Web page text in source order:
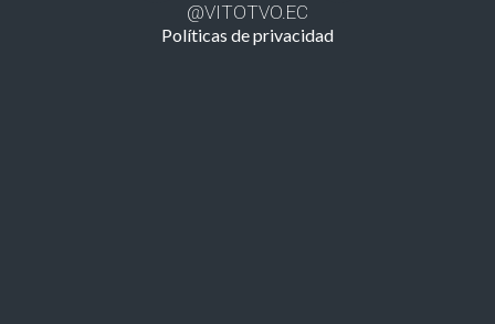
@VITOTVO.EC
Políticas de privacidad